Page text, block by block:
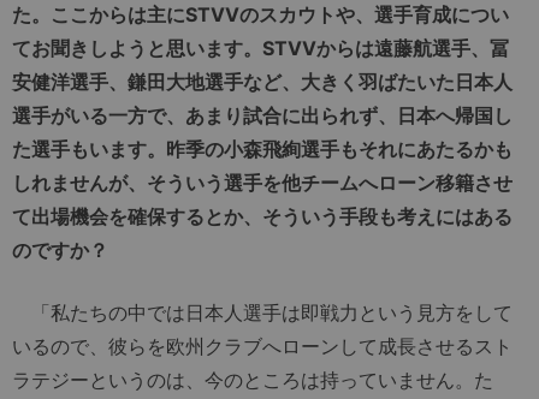
た。ここからは主にSTVVのスカウトや、選手育成につい
てお聞きしようと思います。STVVからは遠藤航選手、冨
安健洋選手、鎌田大地選手など、大きく羽ばたいた日本人
選手がいる一方で、あまり試合に出られず、日本へ帰国し
た選手もいます。昨季の小森飛絢選手もそれにあたるかも
しれませんが、そういう選手を他チームへローン移籍させ
て出場機会を確保するとか、そういう手段も考えにはある
のですか？
「私たちの中では日本人選手は即戦力という見方をして
いるので、彼らを欧州クラブへローンして成長させるスト
ラテジーというのは、今のところは持っていません。た